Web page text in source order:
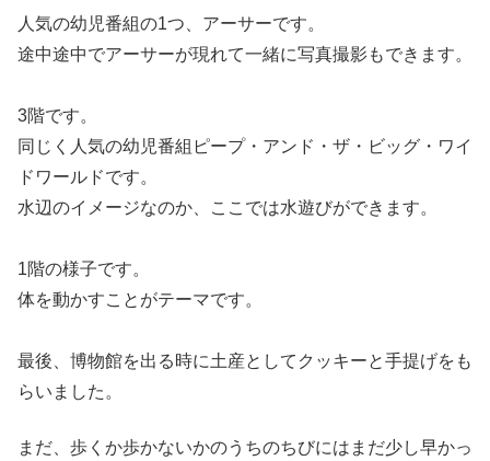
人気の幼児番組の1つ、アーサーです。
途中途中でアーサーが現れて一緒に写真撮影もできます。
3階です。
同じく人気の幼児番組ピープ・アンド・ザ・ビッグ・ワイ
ドワールドです。
水辺のイメージなのか、ここでは水遊びができます。
1階の様子です。
体を動かすことがテーマです。
最後、博物館を出る時に土産としてクッキーと手提げをも
らいました。
まだ、歩くか歩かないかのうちのちびにはまだ少し早かっ